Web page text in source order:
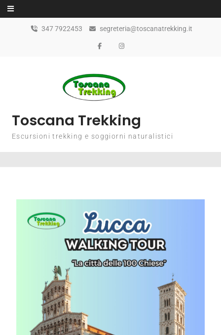
347 7922453 segreteria@toscanatrekking.it
Toscana Trekking
Escursioni trekking e soggiorni naturalistici